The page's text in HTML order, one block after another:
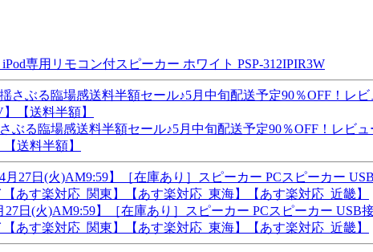
専用リモコン付スピーカー ホワイト PSP-312IPIR3W
ぶる臨場感送料半額セール♪5月中旬配送予定90％OFF！レビ
送料半額】
27日(火)AM9:59】［在庫あり］スピーカー PCスピーカー
あす楽対応_関東】【あす楽対応_東海】【あす楽対応_近畿】